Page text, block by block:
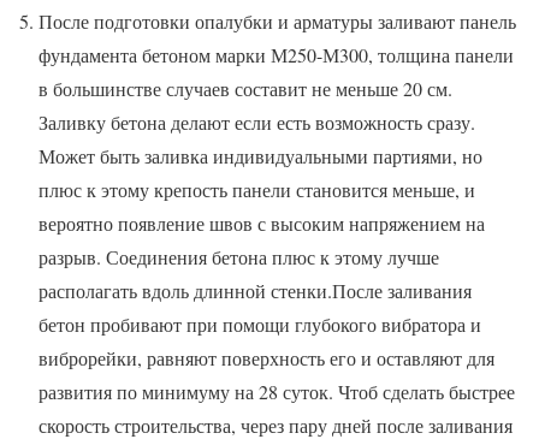
После подготовки опалубки и арматуры заливают панель
фундамента бетоном марки М250-М300, толщина панели
в большинстве случаев составит не меньше 20 см.
Заливку бетона делают если есть возможность сразу.
Может быть заливка индивидуальными партиями, но
плюс к этому крепость панели становится меньше, и
вероятно появление швов с высоким напряжением на
разрыв. Соединения бетона плюс к этому лучше
располагать вдоль длинной стенки.После заливания
бетон пробивают при помощи глубокого вибратора и
виброрейки, равняют поверхность его и оставляют для
развития по минимуму на 28 суток. Чтоб сделать быстрее
скорость строительства, через пару дней после заливания